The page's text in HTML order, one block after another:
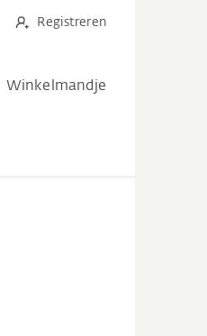
Registreren
Winkelmandje